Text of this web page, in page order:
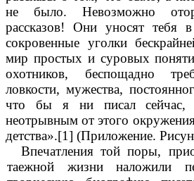
не было. Невозможно
рассказов! Они уносят тебя
сокровенные уголки
мир простых и суровых
охотников, беспощадно
ловкости, мужества,
что бы я ни писал сейчас,
неотрывным от этого
детства».[1] (Приложение.
Впечатления той поры,
таежной жизни